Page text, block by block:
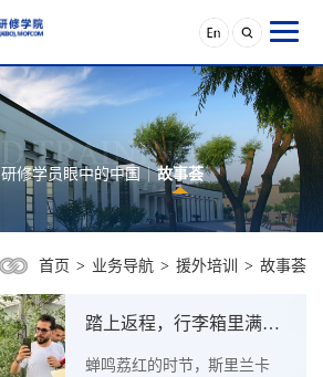
研修学员眼中的中国 故事荟
首页 > 业务导航 > 援外培训 > 故事荟
踏上返程，行李箱里满是
蝉鸣荔红的时节，斯里兰卡